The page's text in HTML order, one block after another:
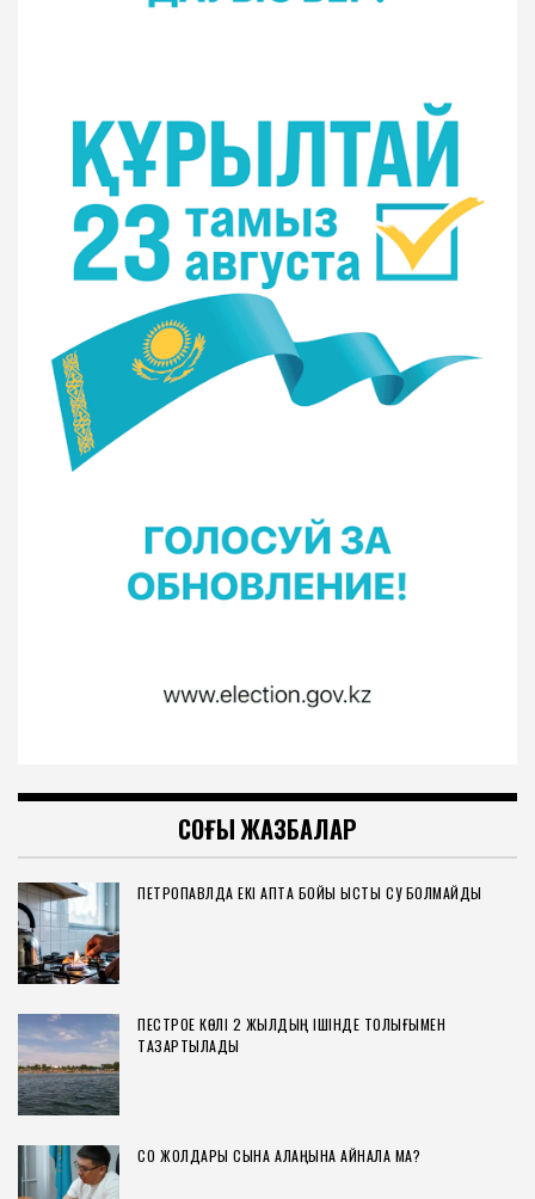
СОҢҒЫ ЖАЗБАЛАР
ПЕТРОПАВЛДА ЕКІ АПТА БОЙЫ ЫСТЫҚ СУ БОЛМАЙДЫ
ПЕСТРОЕ КӨЛІ 2 ЖЫЛДЫҢ ІШІНДЕ ТОЛЫҒЫМЕН
ТАЗАРТЫЛАДЫ
СҚО ЖОЛДАРЫ СЫНАҚ АЛАҢЫНА АЙНАЛА МА?